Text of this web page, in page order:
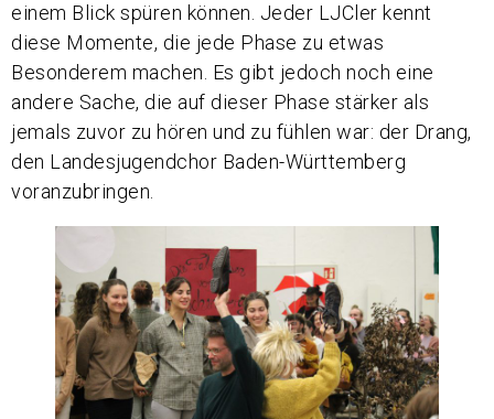
einem Blick spüren können. Jeder LJCler kennt
diese Momente, die jede Phase zu etwas
Besonderem machen. Es gibt jedoch noch eine
andere Sache, die auf dieser Phase stärker als
jemals zuvor zu hören und zu fühlen war: der Drang,
den Landesjugendchor Baden-Württemberg
voranzubringen.